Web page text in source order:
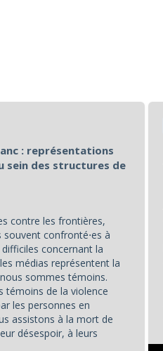
: représentations
sein des structures de
contre les frontières,
confronté⋅es à
concernant la
médias représentent la
sommes témoins.
témoins de la violence
les personnes en
assistons à la mort de
désespoir, à leurs